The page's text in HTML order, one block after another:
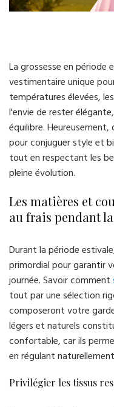
La grossesse en période
vestimentaire unique
températures élevées,
l'envie de rester
équilibre.
pour conjuguer style et
tout en respectant les
pleine évolution.
Les matières et
au frais pendant la
Durant la période
primordial pour garantir
journée. Savoir comment
tout par une sélection
composeront votre
légers et naturels
confortable, car ils
en régulant
Privilégier les tissus